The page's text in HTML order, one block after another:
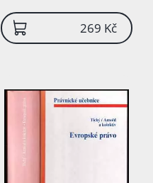
269 Kč